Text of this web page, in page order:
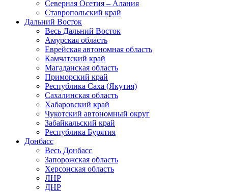
Северная Осетия – Алания
Ставропольский край
Дальний Восток
Весь Дальний Восток
Амурская область
Еврейская автономная область
Камчатский край
Магаданская область
Приморский край
Республика Саха (Якутия)
Сахалинская область
Хабаровский край
Чукотский автономный округ
Забайкальский край
Республика Бурятия
Донбасс
Весь Донбасс
Запорожская область
Херсонская область
ЛНР
ДНР